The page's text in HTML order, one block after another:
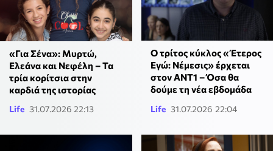
«Για Σένα»: Μυρτώ,
Ελεάνα και Νεφέλη – Τα
τρία κορίτσια στην
καρδιά της ιστορίας
Life 31.07.2026 22:13
Ο τρίτος κύκλος «Έτερος
Εγώ: Νέμεσις» έρχεται
στον ΑΝΤ1 – Όσα θα
δούμε τη νέα εβδομάδα
Life 31.07.2026 22:04